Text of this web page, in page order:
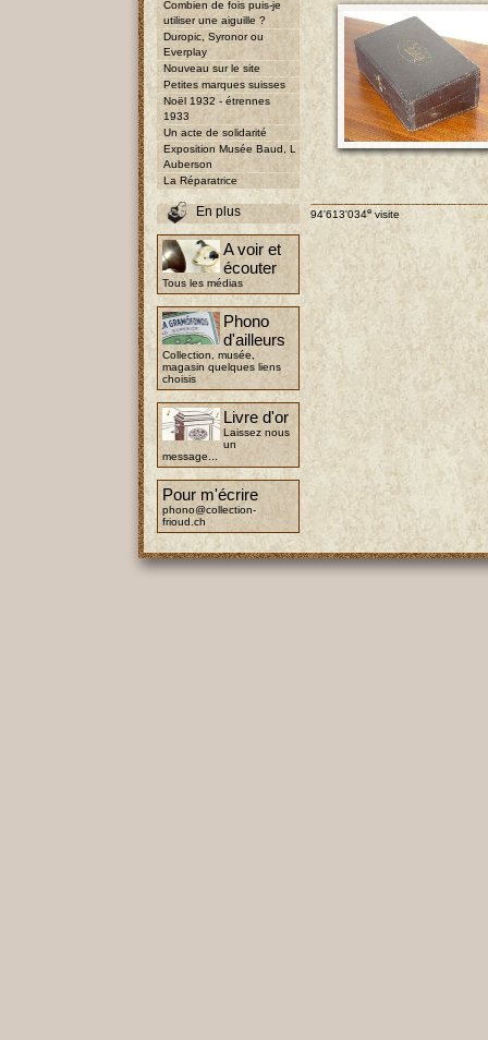
Combien de fois puis-je
utiliser une aiguille ?
Duropic, Syronor ou
Everplay
Nouveau sur le site
Petites marques suisses
Noël 1932 - étrennes
1933
Un acte de solidarité
Exposition Musée Baud, L
Auberson
La Réparatrice
En plus
A voir et
écouter
Tous les médias
Phono
d'ailleurs
Collection, musée,
magasin quelques liens
choisis
Livre d'or
Laissez nous
un
message...
Pour m'écrire
phono@collection-
frioud.ch
94'613'034e visite